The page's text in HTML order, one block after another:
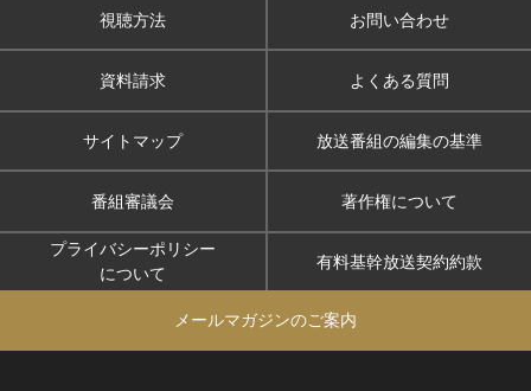
視聴方法 お問い合わせ
資料請求 よくある質問
サイトマップ 放送番組の編集の基準
番組審議会 著作権について
プライバシーポリシー
について
有料基幹放送契約約款
メールマガジンのご案内